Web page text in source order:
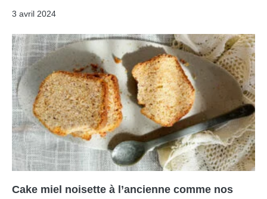
3 avril 2024
Cake miel noisette à l’ancienne comme nos